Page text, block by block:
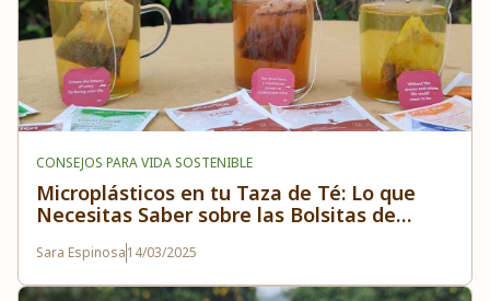
CONSEJOS PARA VIDA SOSTENIBLE
Microplásticos en tu Taza de Té: Lo que
Necesitas Saber sobre las Bolsitas de
Infusiones
Sara Espinosa14/03/2025